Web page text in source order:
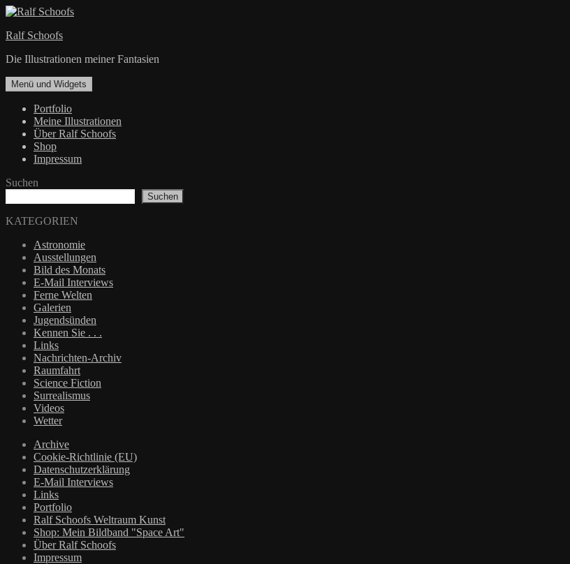
Zum
springen
Ralf Schoofs
Die Illustrationen meiner Fantasien
Menü und Widgets
Portfolio
Meine Illustrationen
Über Ralf Schoofs
Shop
Impressum
Suchen
Suchen
KATEGORIEN
Astronomie
Ausstellungen
Bild des Monats
E-Mail Interviews
Ferne Welten
Galerien
Jugendsünden
Kennen Sie . . .
Links
Nachrichten-Archiv
Raumfahrt
Science Fiction
Surrealismus
Videos
Wetter
Archive
Cookie-Richtlinie (EU)
Datenschutzerklärung
E-Mail Interviews
Links
Portfolio
Ralf Schoofs Weltraum Kunst
Shop: Mein Bildband "Space Art"
Über Ralf Schoofs
Impressum